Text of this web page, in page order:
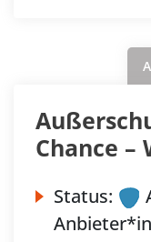
Chance –
Status:
Anbieter*in